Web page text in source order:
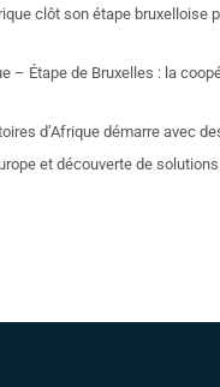
clôt son étape
– Étape de Bruxelles : la
d’Afrique démarre avec
et découverte de